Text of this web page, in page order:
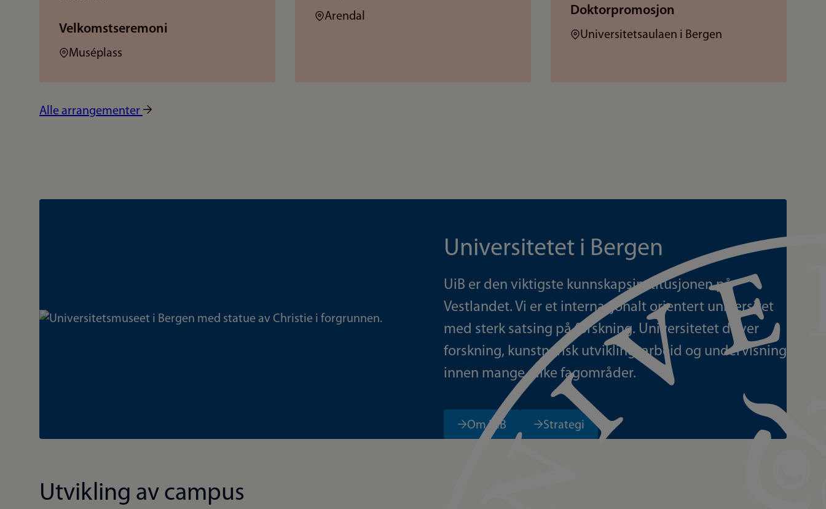
Velkomstseremoni
Sted:
Muséplass
Sted:
Arendal Doktorpromosjon
Sted:
Universitetsaulaen i Bergen
Alle arrangementer
Universitetet i Bergen
UiB er den viktigste kunnskapsinstitusjonen på
Vestlandet. Vi er et internasjonalt orientert universitet
med sterk satsing på forskning. Universitetet driver
forskning, kunstnerisk utviklingsarbeid og undervisning
innen mange ulike fagområder.
Om UiB Strategi
Bilde
Utvikling av campus